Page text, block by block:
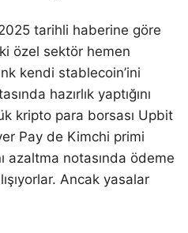
tarihli haberine göre
özel sektör hemen
kendi stablecoin’ini
hazırlık yaptığını
kripto para borsası Upbit
Pay de Kimchi primi
azaltma notasında ödeme
Ancak yasalar